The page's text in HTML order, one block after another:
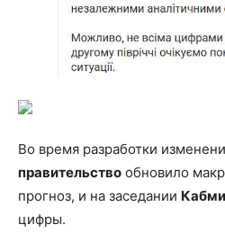
Во время разработки
правительство обновило
прогноз, и на заседании
цифры.